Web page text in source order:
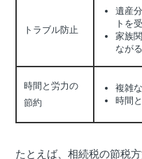
トラブル防止
遺産
トを
家族
ながる
時間と労力の
節約
複雑
時間
たとえば、相続税の節税